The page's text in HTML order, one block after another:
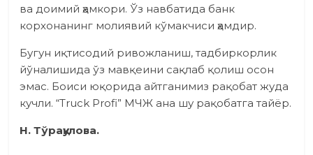
ва доимий ҳамкори. Ўз навбатида банк
корхонанинг молиявий кўмакчиси ҳамдир.
Бугун иқтисодий ривожланиш, тадбиркорлик
йўналишида ўз мавқеини сақлаб қолиш осон
эмас. Боиси юқорида айтганимиз рақобат жуда
кучли. “Truck Profi” МЧЖ ана шу рақобатга тайёр.
Н. Тўрақулова.